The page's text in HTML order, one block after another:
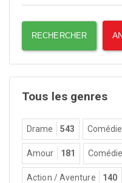
Tous les genres
Drame 543
Amour 181 Comédie
Action / Aventure 140